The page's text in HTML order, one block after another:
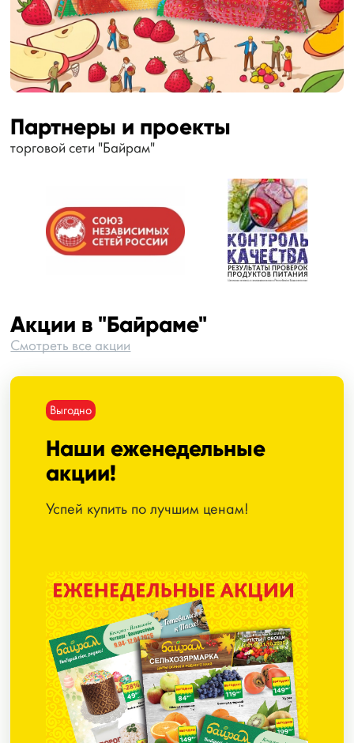
Партнеры и проекты
торговой сети "Байрам"
Акции в "Байраме"
Смотреть все акции
Выгодно
Наши еженедельные
акции!
Успей купить по лучшим ценам!